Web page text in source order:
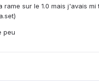
rame sur le 1.0 mais j'avais mi
peu